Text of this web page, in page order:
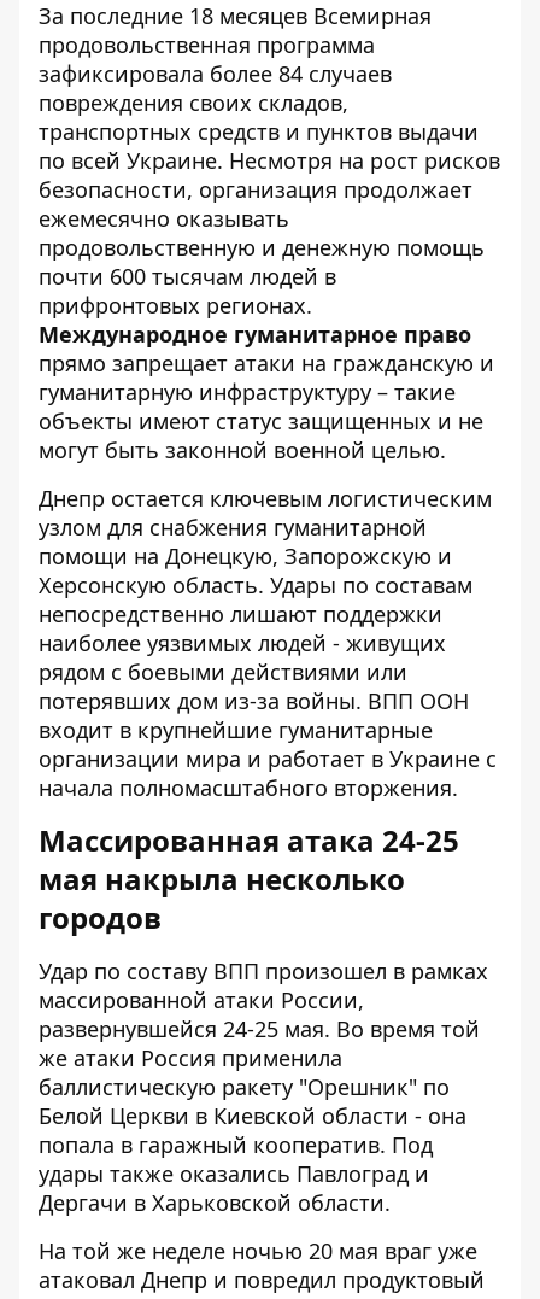
За последние 18 месяцев Всемирная
продовольственная программа
зафиксировала более 84 случаев
повреждения своих складов,
транспортных средств и пунктов выдачи
по всей Украине. Несмотря на рост рисков
безопасности, организация продолжает
ежемесячно оказывать
продовольственную и денежную помощь
почти 600 тысячам людей в
прифронтовых регионах.
Международное гуманитарное право
прямо запрещает атаки на гражданскую и
гуманитарную инфраструктуру – такие
объекты имеют статус защищенных и не
могут быть законной военной целью.
Днепр остается ключевым логистическим
узлом для снабжения гуманитарной
помощи на Донецкую, Запорожскую и
Херсонскую область. Удары по составам
непосредственно лишают поддержки
наиболее уязвимых людей - живущих
рядом с боевыми действиями или
потерявших дом из-за войны. ВПП ООН
входит в крупнейшие гуманитарные
организации мира и работает в Украине с
начала полномасштабного вторжения.
Массированная атака 24-25
мая накрыла несколько
городов
Удар по составу ВПП произошел в рамках
массированной атаки России,
развернувшейся 24-25 мая. Во время той
же атаки Россия применила
баллистическую ракету "Орешник" по
Белой Церкви в Киевской области - она ​​
попала в гаражный кооператив. Под
удары также оказались Павлоград и
Дергачи в Харьковской области.
На той же неделе ночью 20 мая враг уже
атаковал Днепр и повредил продуктовый